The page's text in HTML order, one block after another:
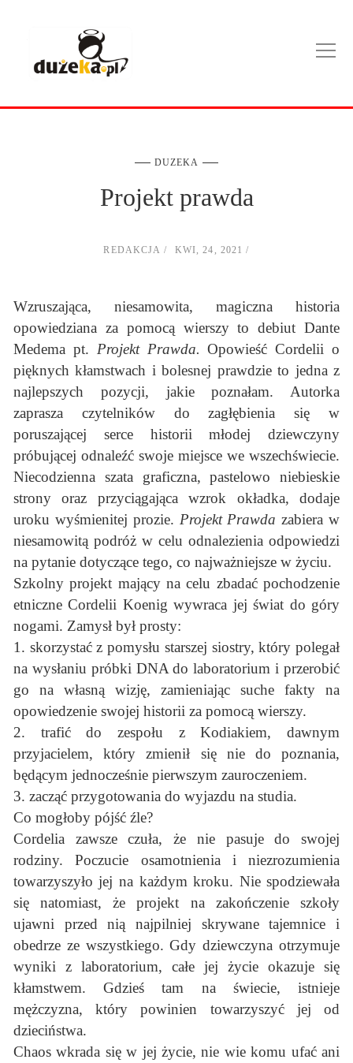
DUZEKA
Projekt prawda
REDAKCJA KWI, 24, 2021
Wzruszająca, niesamowita, magiczna historia
opowiedziana za pomocą wierszy to debiut Dante
Medema pt. Projekt Prawda. Opowieść Cordelii o
pięknych kłamstwach i bolesnej prawdzie to jedna z
najlepszych pozycji, jakie poznałam. Autorka
zaprasza czytelników do zagłębienia się w
poruszającej serce historii młodej dziewczyny
próbującej odnaleźć swoje miejsce we wszechświecie.
Niecodzienna szata graficzna, pastelowo niebieskie
strony oraz przyciągająca wzrok okładka, dodaje
uroku wyśmienitej prozie. Projekt Prawdazabiera w
niesamowitą podróż w celu odnalezienia odpowiedzi
na pytanie dotyczące tego, co najważniejsze w życiu.
Szkolny projekt mający na celu zbadać pochodzenie
etniczne Cordelii Koenig wywraca jej świat do góry
nogami. Zamysł był prosty:
1. skorzystać z pomysłu starszej siostry, który polegał
na wysłaniu próbki DNA do laboratorium i przerobić
go na własną wizję, zamieniając suche fakty na
opowiedzenie swojej historii za pomocą wierszy.
2. trafić do zespołu z Kodiakiem, dawnym
przyjacielem, który zmienił się nie do poznania,
będącym jednocześnie pierwszym zauroczeniem.
3. zacząć przygotowania do wyjazdu na studia.
Co mogłoby pójść źle?
Cordelia zawsze czuła, że nie pasuje do swojej
rodziny. Poczucie osamotnienia i niezrozumienia
towarzyszyło jej na każdym kroku. Nie spodziewała
się natomiast, że projekt na zakończenie szkoły
ujawni przed nią najpilniej skrywane tajemnice i
obedrze ze wszystkiego. Gdy dziewczyna otrzymuje
wyniki z laboratorium, całe jej życie okazuje się
kłamstwem. Gdzieś tam na świecie, istnieje
mężczyzna, który powinien towarzyszyć jej od
dzieciństwa.
Chaos wkrada się w jej życie, nie wie komu ufać ani